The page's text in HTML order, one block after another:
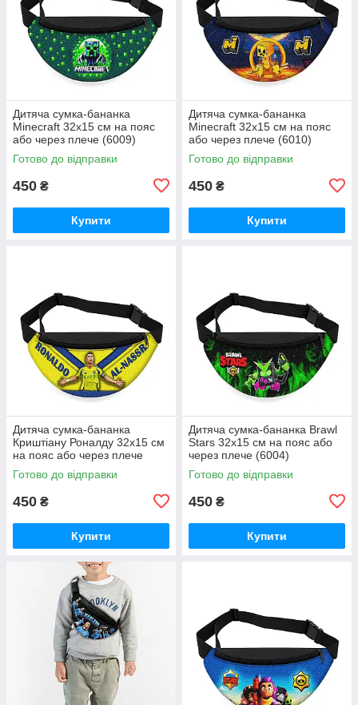
Дитяча сумка-бананка
Minecraft 32х15 см на пояс
або через плече (6009)
Готово до відправки
450 ₴
Купити
Дитяча сумка-бананка
Minecraft 32х15 см на пояс
або через плече (6010)
Готово до відправки
450 ₴
Купити
Дитяча сумка-бананка
Криштіану Роналду 32х15 см
на пояс або через плече
(6006)
Готово до відправки
450 ₴
Купити
Дитяча сумка-бананка Brawl
Stars 32х15 см на пояс або
через плече (6004)
Готово до відправки
450 ₴
Купити